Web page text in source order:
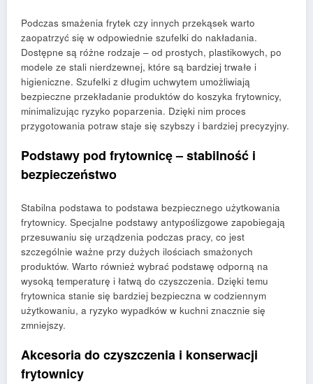
Podczas smażenia frytek czy innych przekąsek warto
zaopatrzyć się w odpowiednie szufelki do nakładania.
Dostępne są różne rodzaje – od prostych, plastikowych, po
modele ze stali nierdzewnej, które są bardziej trwałe i
higieniczne. Szufelki z długim uchwytem umożliwiają
bezpieczne przekładanie produktów do koszyka frytownicy,
minimalizując ryzyko poparzenia. Dzięki nim proces
przygotowania potraw staje się szybszy i bardziej precyzyjny.
Podstawy pod frytownicę – stabilność i
bezpieczeństwo
Stabilna podstawa to podstawa bezpiecznego użytkowania
frytownicy. Specjalne podstawy antypoślizgowe zapobiegają
przesuwaniu się urządzenia podczas pracy, co jest
szczególnie ważne przy dużych ilościach smażonych
produktów. Warto również wybrać podstawę odporną na
wysoką temperaturę i łatwą do czyszczenia. Dzięki temu
frytownica stanie się bardziej bezpieczna w codziennym
użytkowaniu, a ryzyko wypadków w kuchni znacznie się
zmniejszy.
Akcesoria do czyszczenia i konserwacji
frytownicy